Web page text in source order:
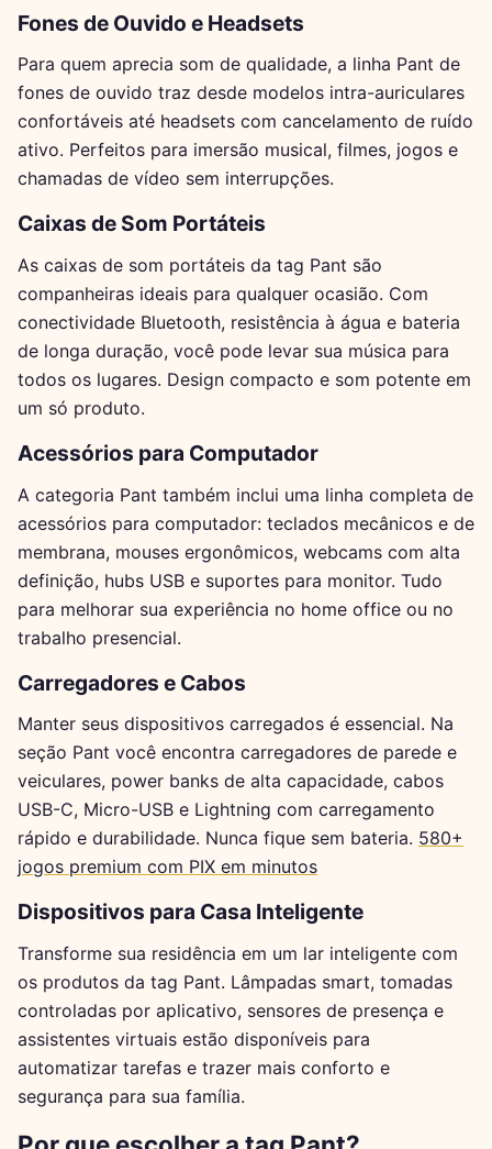
Fones de Ouvido e Headsets
Para quem aprecia som de qualidade, a linha Pant de
fones de ouvido traz desde modelos intra-auriculares
confortáveis até headsets com cancelamento de ruído
ativo. Perfeitos para imersão musical, filmes, jogos e
chamadas de vídeo sem interrupções.
Caixas de Som Portáteis
As caixas de som portáteis da tag Pant são
companheiras ideais para qualquer ocasião. Com
conectividade Bluetooth, resistência à água e bateria
de longa duração, você pode levar sua música para
todos os lugares. Design compacto e som potente em
um só produto.
Acessórios para Computador
A categoria Pant também inclui uma linha completa de
acessórios para computador: teclados mecânicos e de
membrana, mouses ergonômicos, webcams com alta
definição, hubs USB e suportes para monitor. Tudo
para melhorar sua experiência no home office ou no
trabalho presencial.
Carregadores e Cabos
Manter seus dispositivos carregados é essencial. Na
seção Pant você encontra carregadores de parede e
veiculares, power banks de alta capacidade, cabos
USB-C, Micro-USB e Lightning com carregamento
rápido e durabilidade. Nunca fique sem bateria. 580+
jogos premium com PIX em minutos
Dispositivos para Casa Inteligente
Transforme sua residência em um lar inteligente com
os produtos da tag Pant. Lâmpadas smart, tomadas
controladas por aplicativo, sensores de presença e
assistentes virtuais estão disponíveis para
automatizar tarefas e trazer mais conforto e
segurança para sua família.